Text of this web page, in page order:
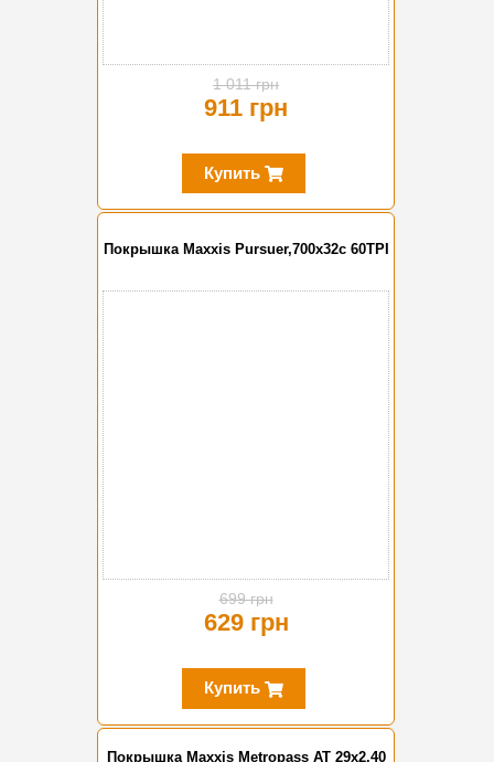
1 011 грн
911 грн
Купить
Покрышка Maxxis Pursuer,700x32c 60TPI
699 грн
629 грн
Купить
Покрышка Maxxis Metropass AT 29x2.40